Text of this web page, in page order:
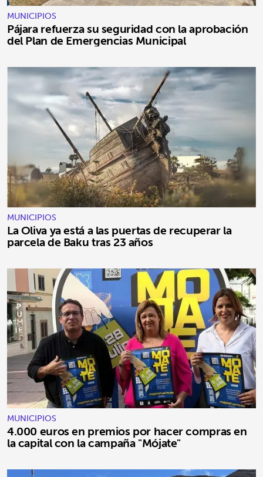
MUNICIPIOS
Pájara refuerza su seguridad con la aprobación
del Plan de Emergencias Municipal
MUNICIPIOS
La Oliva ya está a las puertas de recuperar la
parcela de Baku tras 23 años
MUNICIPIOS
4.000 euros en premios por hacer compras en
la capital con la campaña "Mójate"